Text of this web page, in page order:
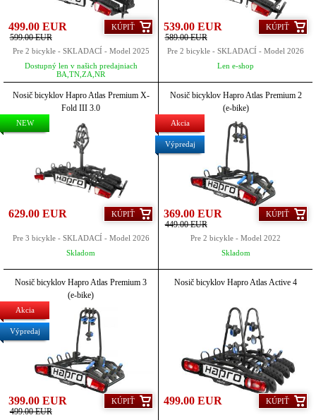
499.00 EUR
599.00 EUR
KÚPIŤ
Pre 2 bicykle - SKLADACÍ - Model 2025
Dostupný len v našich predajniach
BA,TN,ZA,NR
539.00 EUR
589.00 EUR
KÚPIŤ
Pre 2 bicykle - SKLADACÍ - Model 2026
Len e-shop
NEW
Nosič bicyklov Hapro Atlas Premium X-
Fold III 3.0
629.00 EUR KÚPIŤ
Pre 3 bicykle - SKLADACÍ - Model 2026
Skladom
Akcia
Výpredaj
Nosič bicyklov Hapro Atlas Premium 2
(e-bike)
369.00 EUR
449.00 EUR
KÚPIŤ
Pre 2 bicykle - Model 2022
Skladom
Akcia
Výpredaj
Nosič bicyklov Hapro Atlas Premium 3
(e-bike)
399.00 EUR
499.00 EUR
KÚPIŤ
Nosič bicyklov Hapro Atlas Active 4
499.00 EUR KÚPIŤ